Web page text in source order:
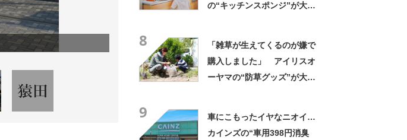
の“キッチンスポンジ”が大好
8
「雑草が生えてくるのが嫌で
購入しました」 アイリスオ
ーヤマの“防草グッズ”が大人
9
車にこもったイヤなニオイ…
カインズの“車用398円消臭